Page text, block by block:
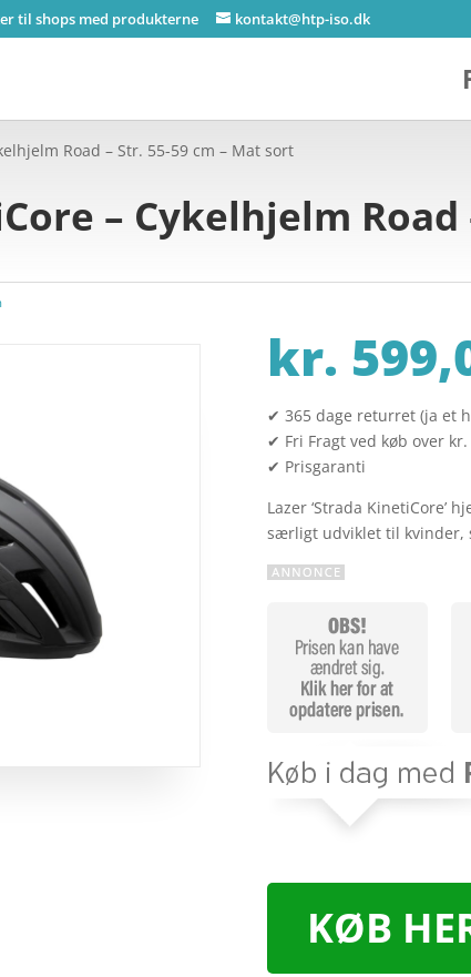
til shops med produkterne kontakt@htp-iso.dk
Road – Str. 55-59 cm – Mat sort
– Cykelhjelm Road
kr.
✔ 365 dage returret (ja et
✔ Fri Fragt ved køb over kr.
✔ Prisgaranti
Lazer ‘Strada KinetiCore’
særligt udviklet til kvinder,
KØB